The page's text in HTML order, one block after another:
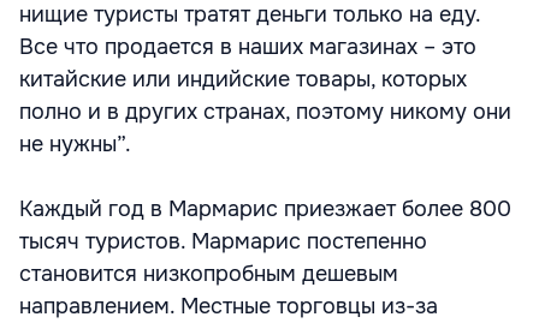
нищие туристы тратят деньги только на еду.
Все что продается в наших магазинах – это
китайские или индийские товары, которых
полно и в других странах, поэтому никому они
не нужны”.
Каждый год в Мармарис приезжает более 800
тысяч туристов. Мармарис постепенно
становится низкопробным дешевым
направлением. Местные торговцы из-за